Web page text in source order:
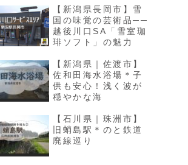
【新潟県長岡市】雪
国の味覚の芸術品──
越後川口SA「雪室珈
琲ソフト」の魅力
【新潟県｜佐渡市】
佐和田海水浴場＊子
供も安心！浅く波が
穏やかな海
【石川県｜珠洲市】
旧蛸島駅＊のと鉄道
廃線巡り